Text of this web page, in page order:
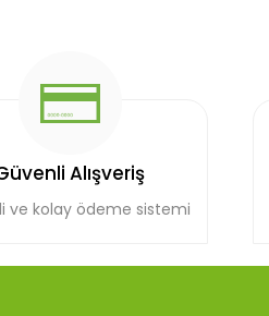
Alışveriş
ve kolay ödeme sistemi